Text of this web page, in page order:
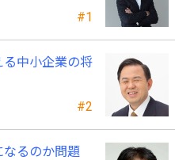
#1
き採用・業務・
#2
る中小企業の将
なるのか問題